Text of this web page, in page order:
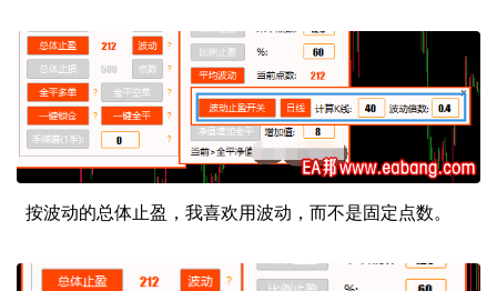
按波动的总体止盈，我喜欢用波动，而不是固定点数。